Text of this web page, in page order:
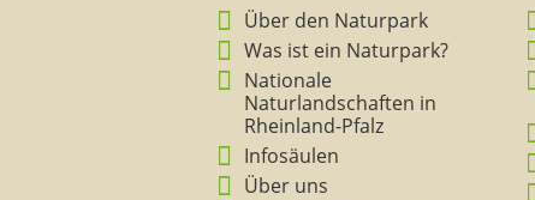
Über den Naturpark
Was ist ein Naturpark?
Nationale
Naturlandschaften in
Rheinland-Pfalz
Infosäulen
Über uns